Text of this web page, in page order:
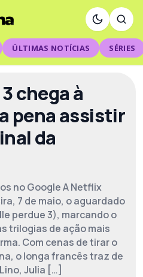
ÚLTIMAS NOTÍCIAS SÉRIES
chega à
pena assistir
da
no Google A Netflix
7 de maio, o aguardado
perdue 3), marcando o
trilogias de ação mais
Com cenas de tirar o
o longa francês traz de
Julia […]